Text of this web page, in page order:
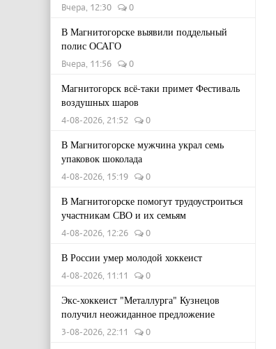
Вчера, 12:30 0
В Магнитогорске выявили поддельный
полис ОСАГО
Вчера, 11:56 0
Магнитогорск всё-таки примет Фестиваль
воздушных шаров
4-08-2026, 21:52 0
В Магнитогорске мужчина украл семь
упаковок шоколада
4-08-2026, 15:19 0
В Магнитогорске помогут трудоустроиться
участникам СВО и их семьям
4-08-2026, 12:26 0
В России умер молодой хоккеист
4-08-2026, 11:11 0
Экс-хоккеист "Металлурга" Кузнецов
получил неожиданное предложение
3-08-2026, 22:11 0